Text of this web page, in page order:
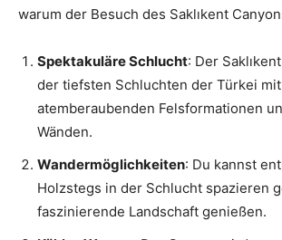
warum der Besuch des Saklıkent
Spektakuläre Schlucht: Der
der tiefsten Schluchten der Türkei mit
atemberaubenden Felsformationen
Wänden.
Wandermöglichkeiten: Du kannst
Holzstegs in der Schlucht spazieren
faszinierende Landschaft genießen.